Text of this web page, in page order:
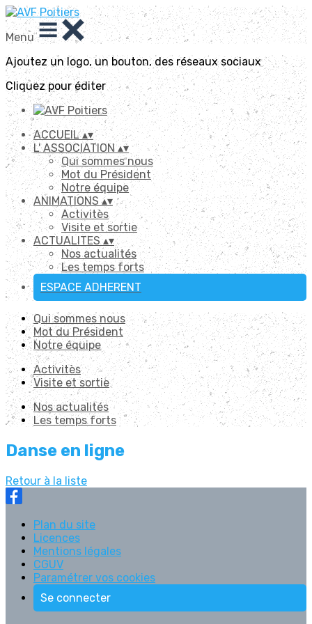
Menu
Ajoutez un logo, un bouton, des réseaux sociaux
Cliquez pour éditer
ACCUEIL▴▾
L' ASSOCIATION▴▾
Qui sommes nous
Mot du Président
Notre équipe
ANIMATIONS▴▾
Activitès
Visite et sortie
ACTUALITES ▴▾
Nos actualités
Les temps forts
ESPACE ADHERENT
Qui sommes nous
Mot du Président
Notre équipe
Activitès
Visite et sortie
Nos actualités
Les temps forts
Danse en ligne
Retour à la liste
Plan du site
Licences
Mentions légales
CGUV
Paramétrer vos cookies
Se connecter